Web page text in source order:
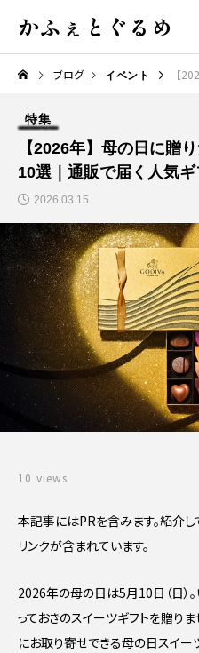
かふぇとぐるめ
ブログ イベント 【2026
特集
【2026年】母の日に贈
10選｜通販で届く人気ギ
2026.03.15
10 views
本記事にはPRを含みます。紹介
リンクが含まれています。
2026年の母の日は5月10日（日）
っておきのスイーツギフトを贈り
にお取り寄せできる母の日スイー